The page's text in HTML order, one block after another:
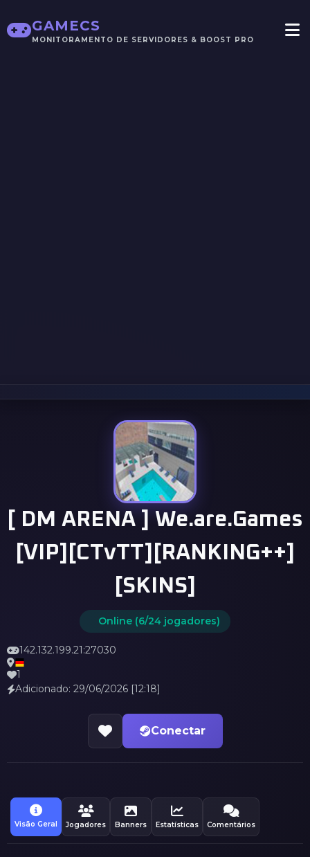
GAMECS
MONITORAMENTO DE SERVIDORES & BOOST PRO
[ DM ARENA ] We.are.Games
[VIP][CTvTT][RANKING++]
[SKINS]
Online (6/24 jogadores)
142.132.199.21:27030
1
Adicionado: 29/06/2026 [12:18]
Conectar
Visão Geral Jogadores Banners Estatísticas Comentários